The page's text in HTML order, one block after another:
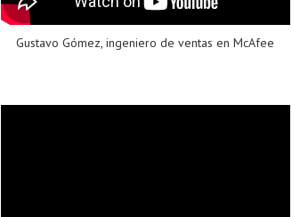
Gustavo Gómez, ingeniero de ventas en McAfee